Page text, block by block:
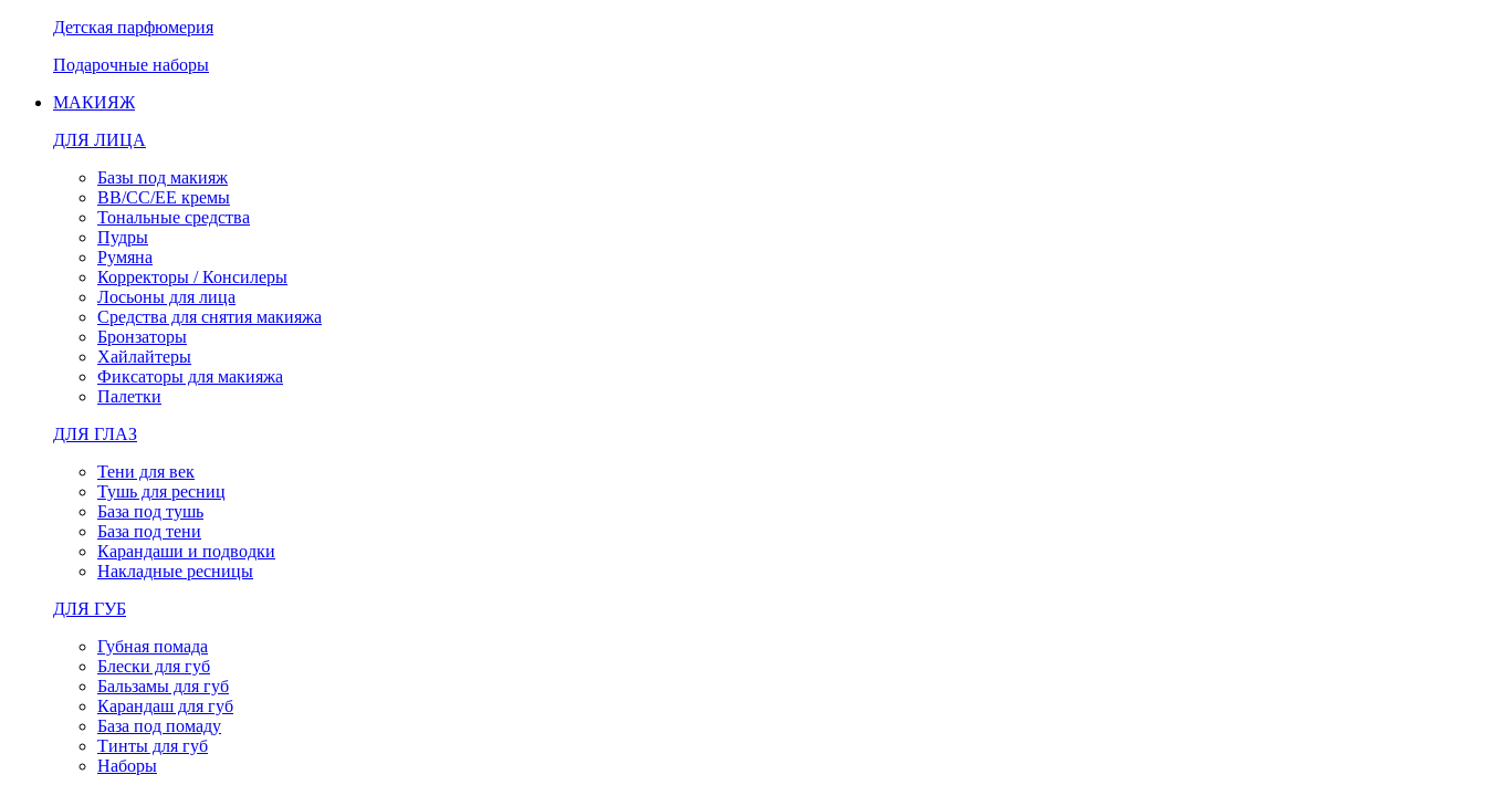
Детская парфюмерия
Подарочные наборы
МАКИЯЖ
ДЛЯ ЛИЦА
Базы под макияж
BB/CC/EE кремы
Тональные средства
Пудры
Румяна
Корректоры / Консилеры
Лосьоны для лица
Средства для снятия макияжа
Бронзаторы
Хайлайтеры
Фиксаторы для макияжа
Палетки
ДЛЯ ГЛАЗ
Тени для век
Тушь для ресниц
База под тушь
База под тени
Карандаши и подводки
Накладные ресницы
ДЛЯ ГУБ
Губная помада
Блески для губ
Бальзамы для губ
Карандаш для губ
База под помаду
Тинты для губ
Наборы